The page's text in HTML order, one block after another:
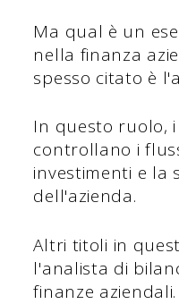
Ma qual è un
nella finanza
spesso citato è
In questo ruolo,
controllano i
investimenti e la
dell'azienda.
Altri titoli in
l'analista di
finanze aziendali.